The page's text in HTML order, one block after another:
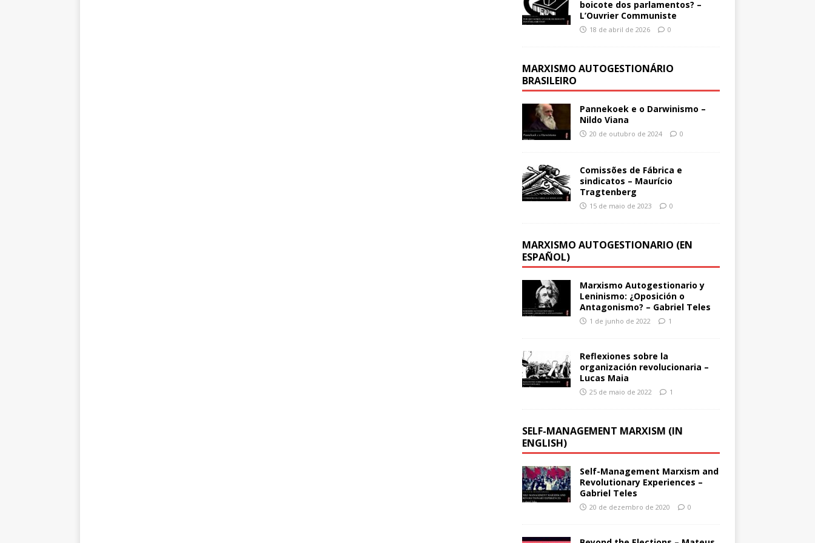
boicote dos parlamentos? –
L’Ouvrier Communiste
18 de abril de 2026 0
MARXISMO AUTOGESTIONÁRIO
BRASILEIRO
Pannekoek e o Darwinismo –
Nildo Viana
20 de outubro de 2024 0
Comissões de Fábrica e
sindicatos – Maurício
Tragtenberg
15 de maio de 2023 0
MARXISMO AUTOGESTIONARIO (EN
ESPAÑOL)
Marxismo Autogestionario y
Leninismo: ¿Oposición o
Antagonismo? – Gabriel Teles
1 de junho de 2022 1
Reflexiones sobre la
organización revolucionaria –
Lucas Maia
25 de maio de 2022 1
SELF-MANAGEMENT MARXISM (IN
ENGLISH)
Self-Management Marxism and
Revolutionary Experiences –
Gabriel Teles
20 de dezembro de 2020 0